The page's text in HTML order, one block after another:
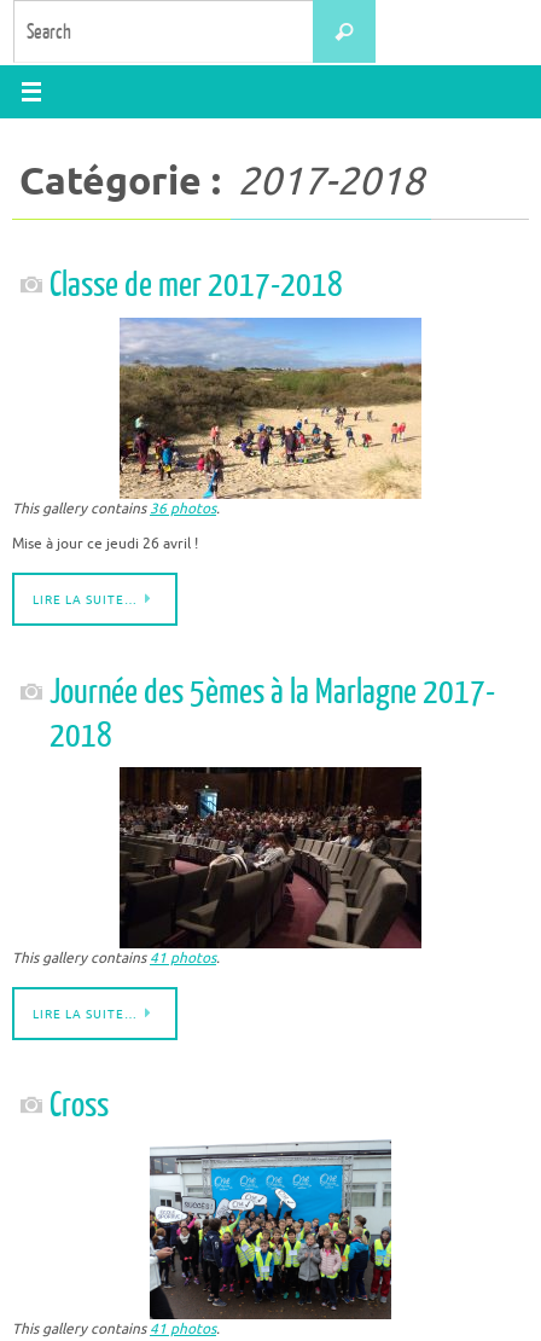
Search
Catégorie : 2017-2018
Classe de mer 2017-2018
This gallery contains36 photos.
Mise à jour ce jeudi 26 avril !
LIRE LA SUITE…
Journée des 5èmes à la Marlagne 2017-
2018
This gallery contains 41 photos.
LIRE LA SUITE…
Cross
This gallery contains 41 photos.